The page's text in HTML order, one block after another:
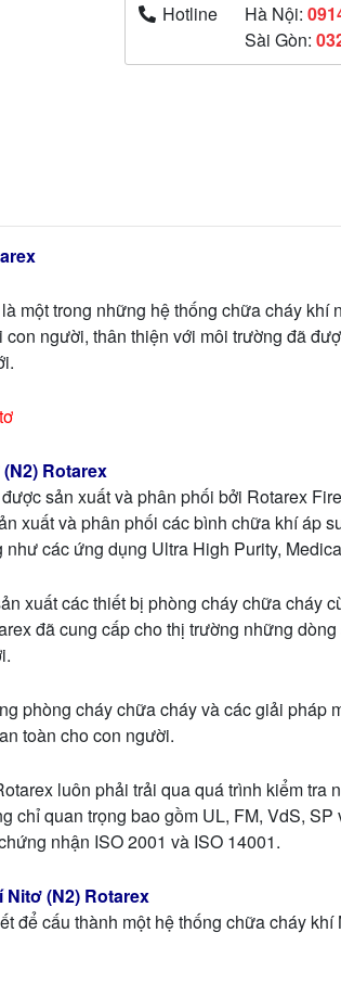
Hotline Hà Nội:
Sài Gòn:
một trong những hệ thống chữa cháy khí
người, thân thiện với môi trường đã
Rotarex
sản xuất và phân phối bởi Rotarex
xuất và phân phối các bình chữa khí áp
các ứng dụng Ultra High Purity,
xuất các thiết bị phòng cháy chữa cháy
đã cung cấp cho thị trường những
phòng cháy chữa cháy và các giải pháp
toàn cho con người.
luôn phải trải qua quá trình kiểm tra
chỉ quan trọng bao gồm UL, FM, VdS, SP
nhận ISO 2001 và ISO 14001.
(N2) Rotarex
để cấu thành một hệ thống chữa cháy